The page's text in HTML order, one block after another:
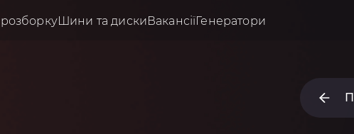
Шини та дискиВакансіїГенератори